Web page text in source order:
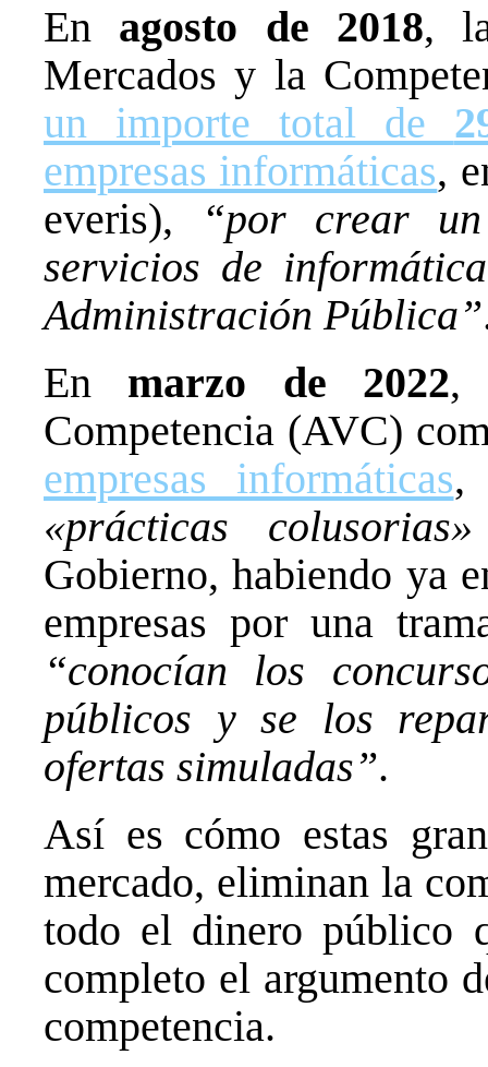
En agosto de 2018,
Mercados y la
un importe total de
empresas informáticas,
everis),
“por crear
servicios de
Administración Pública”
En marzo de 2022,
Competencia (AVC)
empresas informáticas
«prácticas colusorias»
Gobierno, habiendo ya
empresas por una
“conocían los
públicos y se los
ofertas simuladas”.
Así es cómo estas
mercado, eliminan la
todo el dinero público
completo el argumento
competencia.